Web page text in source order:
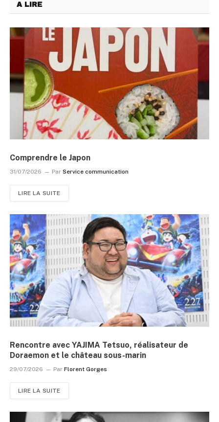
A LIRE
Comprendre le Japon
31/07/2026 Par Service communication
LIRE LA SUITE
Rencontre avec YAJIMA Tetsuo, réalisateur de
Doraemon et le château sous-marin
29/07/2026 Par Florent Gorges
LIRE LA SUITE